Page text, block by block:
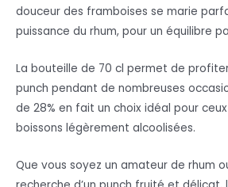
douceur des framboises se marie
puissance du rhum, pour un équilibre
La bouteille de 70 cl permet de
punch pendant de nombreuses
de 28% en fait un choix idéal pour
boissons légèrement alcoolisées.
Que vous soyez un amateur de rhum